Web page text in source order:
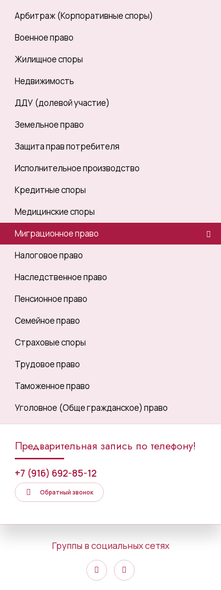
Арбитраж (Корпоративные споры)
Военное право
Жилищное споры
Недвижимость
ДДУ (долевой участие)
Земельное право
Защита прав потребителя
Исполнительное производство
Кредитные споры
Медицинские споры
Миграционное право
Налоговое право
Наследственное право
Пенсионное право
Семейное право
Страховые споры
Трудовое право
Таможенное право
Уголовное (Обще гражданское) право
Предварительная запись по телефону!
+7 (916) 692-85-12
Обратный звонок
Группы в социальных сетях